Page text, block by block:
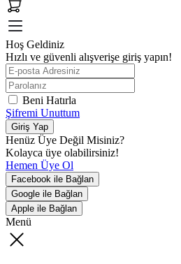
Hoş Geldiniz
Hızlı ve güvenli alışverişe giriş yapın!
Beni Hatırla
Şifremi Unuttum
Giriş Yap
Henüz Üye Değil Misiniz?
Kolayca üye olabilirsiniz!
Hemen Üye Ol
Facebook ile Bağlan
Google ile Bağlan
Apple ile Bağlan
Menü